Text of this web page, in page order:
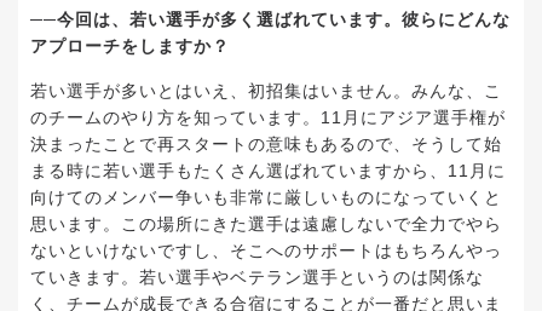
──今回は、若い選手が多く選ばれています。彼らにどんな
アプローチをしますか？
若い選手が多いとはいえ、初招集はいません。みんな、こ
のチームのやり方を知っています。11月にアジア選手権が
決まったことで再スタートの意味もあるので、そうして始
まる時に若い選手もたくさん選ばれていますから、11月に
向けてのメンバー争いも非常に厳しいものになっていくと
思います。この場所にきた選手は遠慮しないで全力でやら
ないといけないですし、そこへのサポートはもちろんやっ
ていきます。若い選手やベテラン選手というのは関係な
く、チームが成長できる合宿にすることが一番だと思いま